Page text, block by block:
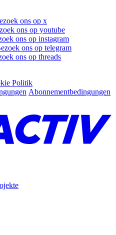
ons op x
ons op youtube
ons op instagram
ons op telegram
ons op threads
Politik
Abonnementbedingungen